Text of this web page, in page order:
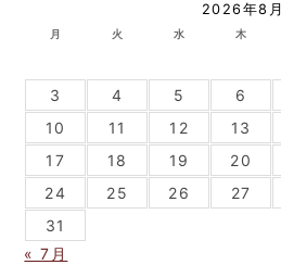
2026年8月
月 火 水 木
3
4 5 6
10
11 12 13
17
18 19 20
24
25 26 27
31
« 7月